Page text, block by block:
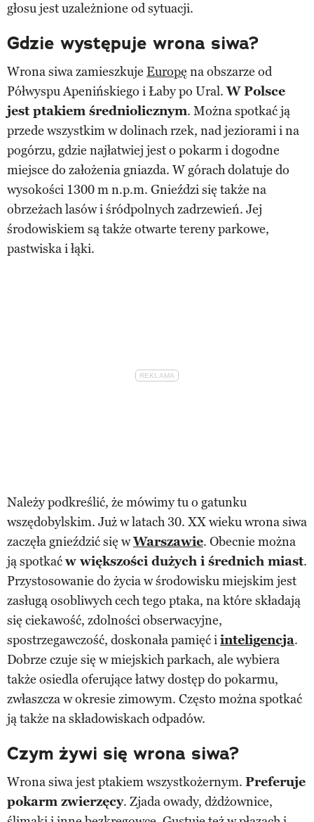
głosu jest uzależnione od sytuacji.
Gdzie występuje wrona siwa?
Wrona siwa zamieszkuje Europę na obszarze od
Półwyspu Apenińskiego i Łaby po Ural.W Polsce
jest ptakiem średniolicznym. Można spotkać ją
przede wszystkim w dolinach rzek, nad jeziorami i na
pogórzu, gdzie najłatwiej jest o pokarm i dogodne
miejsce do założenia gniazda. W górach dolatuje do
wysokości 1300 m n.p.m. Gnieździ się także na
obrzeżach lasów i śródpolnych zadrzewień. Jej
środowiskiem są także otwarte tereny parkowe,
pastwiska i łąki.
Należy podkreślić, że mówimy tu o gatunku
wszędobylskim. Już w latach 30. XX wieku wrona siwa
zaczęła gnieździć się wWarszawie. Obecnie można
ją spotkaćw większości dużych i średnich miast.
Przystosowanie do życia w środowisku miejskim jest
zasługą osobliwych cech tego ptaka, na które składają
się ciekawość, zdolności obserwacyjne,
spostrzegawczość, doskonała pamięć iinteligencja.
Dobrze czuje się w miejskich parkach, ale wybiera
także osiedla oferujące łatwy dostęp do pokarmu,
zwłaszcza w okresie zimowym. Często można spotkać
ją także na składowiskach odpadów.
Czym żywi się wrona siwa?
Wrona siwa jest ptakiem wszystkożernym. Preferuje
pokarm zwierzęcy. Zjada owady, dżdżownice,